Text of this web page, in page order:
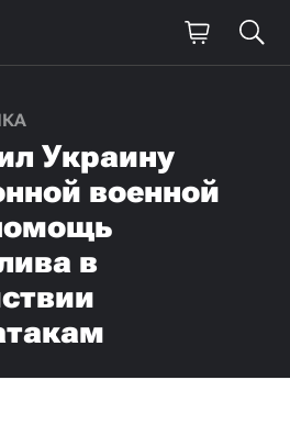
Украину
военной
в